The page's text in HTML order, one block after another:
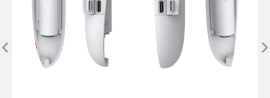
‹ ›